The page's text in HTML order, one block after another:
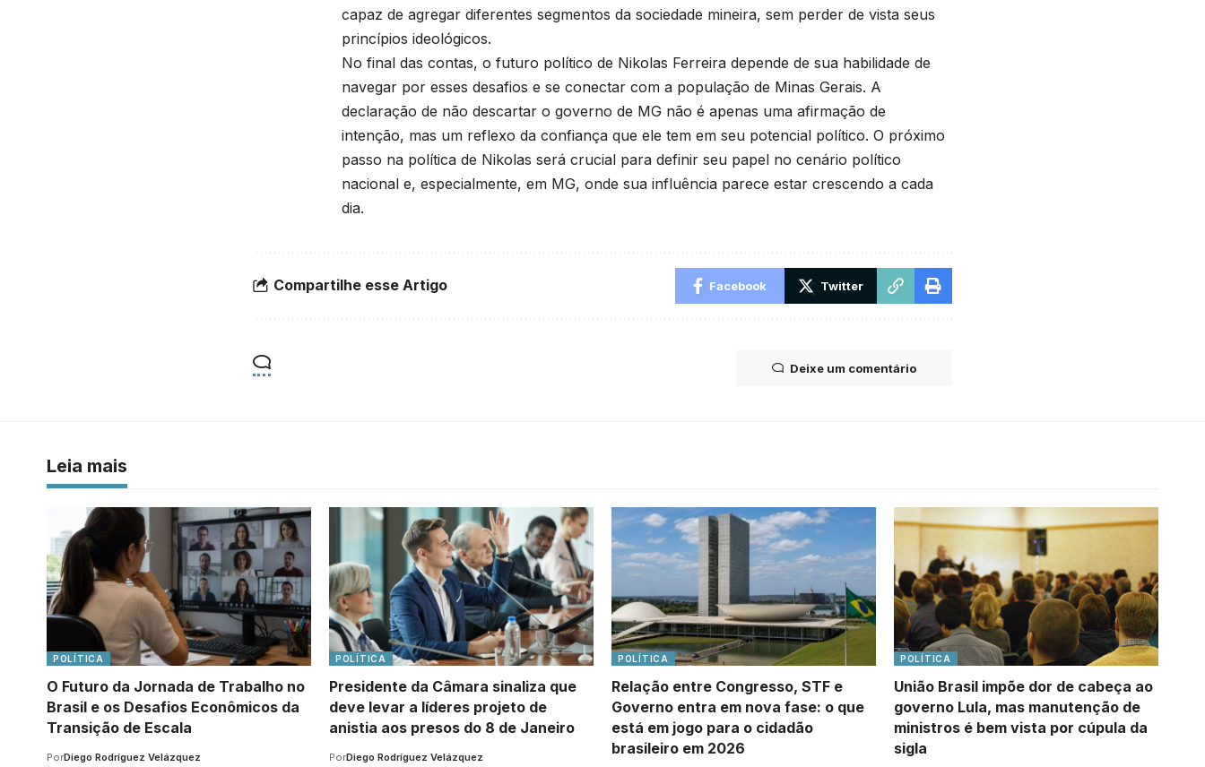
capaz de agregar diferentes segmentos da sociedade mineira, sem perder de vista seus
princípios ideológicos.
No final das contas, o futuro político de Nikolas Ferreira depende de sua habilidade de
navegar por esses desafios e se conectar com a população de Minas Gerais. A
declaração de não descartar o governo de MG não é apenas uma afirmação de
intenção, mas um reflexo da confiança que ele tem em seu potencial político. O próximo
passo na política de Nikolas será crucial para definir seu papel no cenário político
nacional e, especialmente, em MG, onde sua influência parece estar crescendo a cada
dia.
Compartilhe esse Artigo Facebook Twitter
Deixe um comentário
Leia mais
POLÍTICA
O Futuro da Jornada de Trabalho no
Brasil e os Desafios Econômicos da
Transição de Escala
PorDiego Rodríguez Velázquez
POLÍTICA
Presidente da Câmara sinaliza que
deve levar a líderes projeto de
anistia aos presos do 8 de Janeiro
PorDiego Rodríguez Velázquez
POLÍTICA
Relação entre Congresso, STF e
Governo entra em nova fase: o que
está em jogo para o cidadão
brasileiro em 2026
POLÍTICA
União Brasil impõe dor de cabeça ao
governo Lula, mas manutenção de
ministros é bem vista por cúpula da
sigla